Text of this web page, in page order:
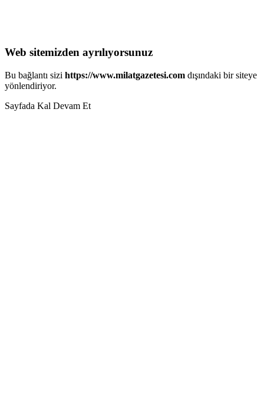
Web sitemizden ayrılıyorsunuz
Bu bağlantı sizi https://www.milatgazetesi.com dışındaki bir siteye
yönlendiriyor.
Sayfada Kal Devam Et